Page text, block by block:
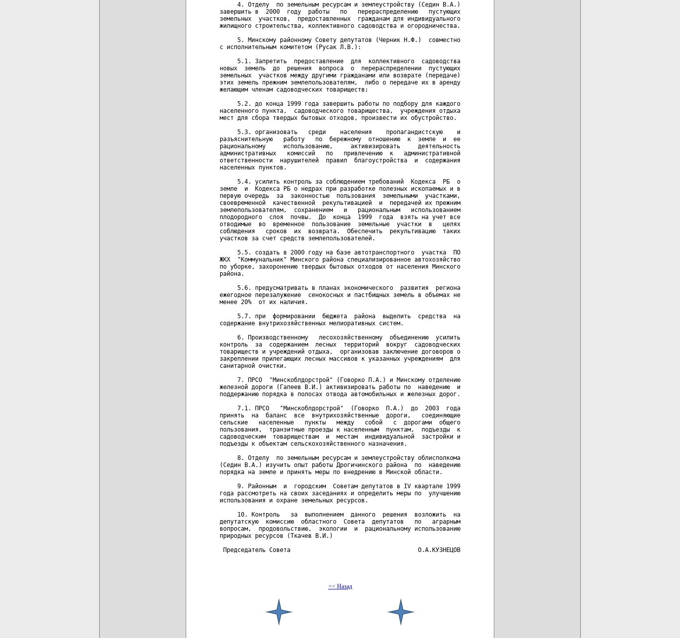
     4. Отделу  по земельным ресурсам и землеустройству (Седин В.А.)
завершить в  2000  году  работы   по   перераспределению   пустующих
земельных  участков,  предоставленных  гражданам для индивидуального
жилищного строительства, коллективного садоводства и огородничества.
     5. Минскому районному Совету депутатов (Черник Н.Ф.)  совместно
с исполнительным комитетом (Русак Л.В.):
     5.1. Запретить  предоставление  для  коллективного  садоводства
новых  земель  до  решения  вопроса  о  перераспределении  пустующих
земельных  участков между другими гражданами или возврате (передаче)
этих земель прежним землепользователям,  либо о передаче их в аренду
желающим членам садоводческих товариществ;
     5.2. до конца 1999 года завершить работы по подбору для каждого
населенного пункта,  садоводческого товарищества,  учреждения отдыха
мест для сбора твердых бытовых отходов, произвести их обустройство.
     5.3. организовать   среди    населения    пропагандистскую    и
разъяснительную   работу   по  бережному  отношению  к  земле  и  ее
рациональному     использованию,     активизировать     деятельность
административных   комиссий   по   привлечению  к   административной
ответственности  нарушителей  правил  благоустройства  и  содержания
населенных пунктов.
     5.4. усилить контроль за соблюдением требований  Кодекса  РБ  о
земле  и  Кодекса РБ о недрах при разработке полезных ископаемых и в
первую очередь  за  законностью  пользования  земельными  участками,
своевременной  качественной  рекультивацией  и  передачей их прежним
землепользователям,  сохранением   и   рациональным   использованием
плодородного  слоя  почвы.  До  конца  1999  года  взять на учет все
отводимые  во  временное  пользование  земельные  участки  в   целях
соблюдения   сроков  их  возврата.  Обеспечить  рекультивацию  таких
участков за счет средств землепользователей.
     5.5. создать в 2000 году на базе автотранспортного  участка  ПО
ЖКХ  "Коммунальник" Минского района специализированное автохозяйство
по уборке, захоронению твердых бытовых отходов от населения Минского
района.
     5.6. предусматривать в планах экономического  развития  региона
ежегодное перезалужение  сенокосных и пастбищных земель в объемах не
менее 20%  от их наличия.
     5.7. при  формировании  бюджета  района  выделить  средства  на
содержание внутрихозяйственных мелиоративных систем.
     6. Производственному   лесохозяйственному  объединению  усилить
контроль  за  содержанием  лесных  территорий  вокруг  садоводческих
товариществ и учреждений отдыха,  организовав заключение договоров о
закреплении прилегающих лесных массивов к указанных учреждениям  для
санитарной очистки.
     7. ПРСО  "Минскоблдорстрой" (Говорко П.А.) и Минскому отделению
железной дороги (Гапеев В.И.) активизировать работы по  наведению  и
поддержанию порядка в полосах отвода автомобильных и железных дорог.
     7.1. ПРСО   "Минскоблдорстрой"  (Говорко  П.А.)  до  2003  года
принять  на  баланс  все  внутрихозяйственные  дороги,   соединяющие
сельские   населенные   пункты   между   собой   с  дорогами  общего
пользования,  транзитные проезды к населенным  пунктам,  подъезды  к
садоводческим  товариществам  и  местам  индивидуальной  застройки и
подъезды к объектам сельскохозяйственного назначения.
     8. Отделу  по земельным ресурсам и землеустройству облисполкома
(Седин В.А.) изучить опыт работы Дрогичинского района  по  наведению
порядка на земле и принять меры по внедрению в Минской области.
     9. Районным  и  городским  Советам депутатов в IV квартале 1999
года рассмотреть на своих заседаниях и определить меры по  улучшению
использования и охране земельных ресурсов.
     10. Контроль   за  выполнением  данного  решения  возложить  на
депутатскую  комиссию  областного  Совета  депутатов   по   аграрным
вопросам,  продовольствию,  экологии  и  рациональному использованию
природных ресурсов (Ткачев В.И.)
Председатель Совета                                    О.А.КУЗНЕЦОВ
<< Назад